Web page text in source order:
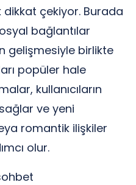
çekiyor. Burada
bağlantılar
gelişmesiyle birlikte
popüler hale
kullanıcıların
ve yeni
romantik ilişkiler
olur.